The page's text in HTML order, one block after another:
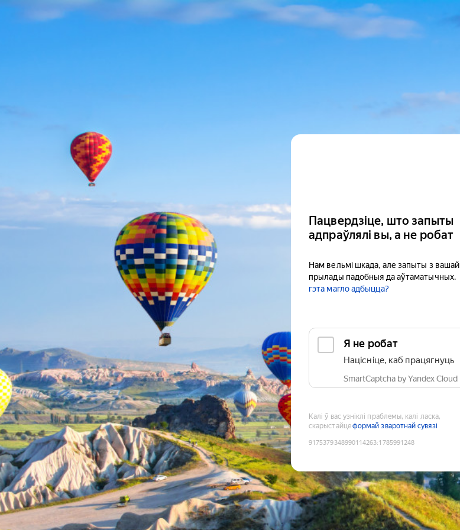
Пацвердзіце, што запыты
адпраўлялі вы, а не робат
Нам вельмі шкада, але запыты з вашай
прылады падобныя да аўтаматычных.
гэта магло адбыцца?
Я не робат
Націсніце, каб працягнуць
SmartCaptcha by Yandex Cloud
Калі ў вас узніклі праблемы, калі ласка,
скарыстайцеформай зваротнай сувязі
9175379348990114263:1785991248